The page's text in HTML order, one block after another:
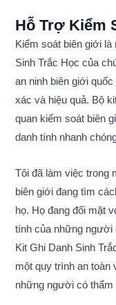
Hỗ Trợ Kiểm
Kiểm soát biên giới
Sinh Trắc Học của
an ninh biên giới
xác và hiệu quả. Bộ
quan kiểm soát biên
danh tính nhanh
Tôi đã làm việc trong
biên giới đang tìm
họ. Họ đang đối mặt
tính của những người
Kit Ghi Danh Sinh
một quy trình an toàn
những người có